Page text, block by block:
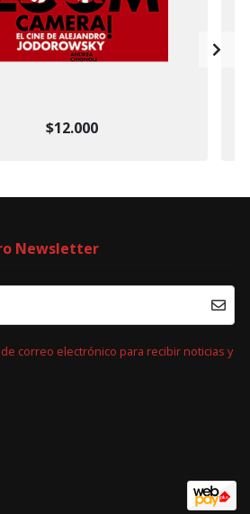
$12.000
Newsletter
correo electrónico para recibir noticias y